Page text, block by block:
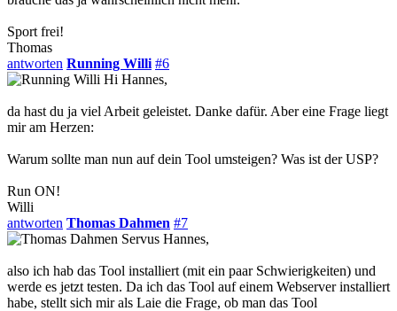
Sport frei!
Thomas
antworten Running Willi #6
Hi Hannes,
da hast du ja viel Arbeit geleistet. Danke dafür. Aber eine Frage liegt
mir am Herzen:
Warum sollte man nun auf dein Tool umsteigen? Was ist der USP?
Run ON!
Willi
antworten Thomas Dahmen #7
Servus Hannes,
also ich hab das Tool installiert (mit ein paar Schwierigkeiten) und
werde es jetzt testen. Da ich das Tool auf einem Webserver installiert
habe, stellt sich mir als Laie die Frage, ob man das Tool